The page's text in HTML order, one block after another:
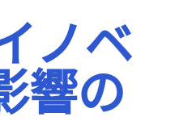
ノベ
響の